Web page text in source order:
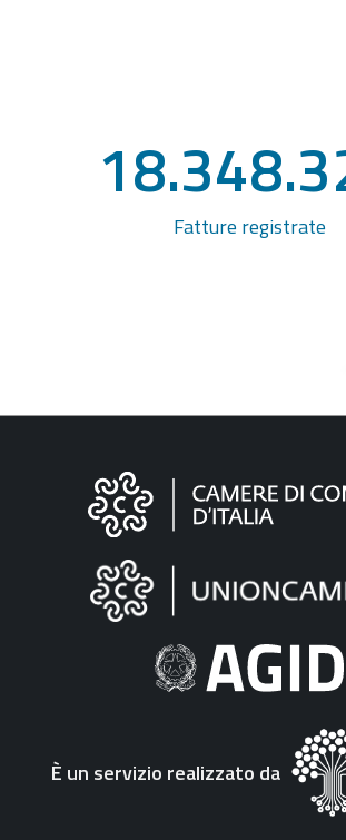
Fatture registrate
Informazioni
"Fattura
Elettronica"
È un servizio realizzato da